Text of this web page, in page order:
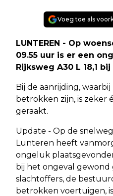
Voeg toe als
LUNTEREN - Op
09.55 uur is er een
Rijksweg A30 L 18,1
Bij de aanrijding,
betrokken zijn, is zeker
geraakt.
Update - Op de
Lunteren heeft
ongeluk
bij het ongeval gewond
slachtoffers, de
betrokken voertuigen,